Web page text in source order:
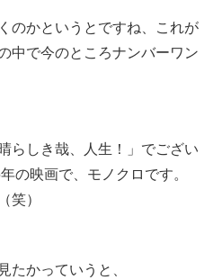
のかというとですね、これが
中で今のところナンバーワン
らしき哉、人生！」でござい
の映画で、モノクロです。
笑）
たかっていうと、